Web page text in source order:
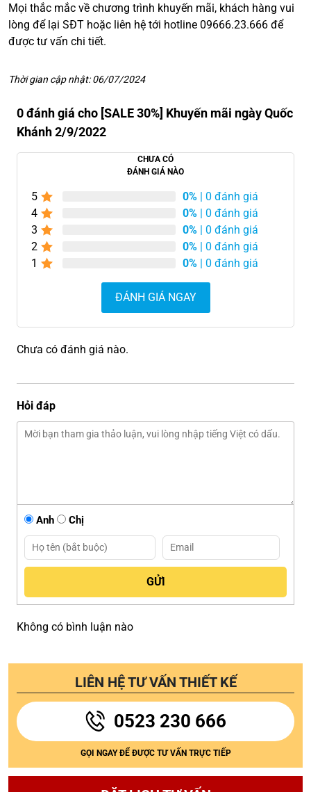
Mọi thắc mắc về chương trình khuyến mãi, khách hàng vui
lòng để lại SĐT hoặc liên hệ tới hotline 09666.23.666 để
được tư vấn chi tiết.
Thời gian cập nhật: 06/07/2024
0 đánh giá cho [SALE 30%] Khuyến mãi ngày Quốc
Khánh 2/9/2022
CHƯA CÓ
ĐÁNH GIÁ NÀO
5 0% | 0 đánh giá
4
0% | 0 đánh giá
3
0% | 0 đánh giá
2
0% | 0 đánh giá
1
0% | 0 đánh giá
ĐÁNH GIÁ NGAY
Chưa có đánh giá nào.
Hỏi đáp
Anh Chị
Không có bình luận nào
LIÊN HỆ TƯ VẤN THIẾT KẾ
0523 230 666
GỌI NGAY ĐỂ ĐƯỢC TƯ VẤN TRỰC TIẾP